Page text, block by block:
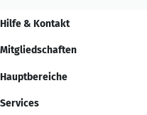
Hilfe & Kontakt
Mitgliedschaften
Hauptbereiche
Services